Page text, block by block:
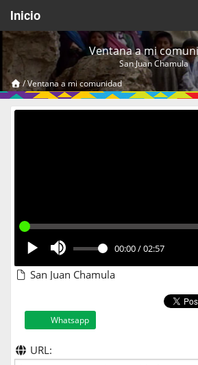
Inicio
Acerca de
Videos Temáticos
Cerrar Sesión
Ventana a mi
San Juan Chamula
/Ventana a mi comunidad
00:00/02:57
San Juan Chamula
Whatsapp
URL: